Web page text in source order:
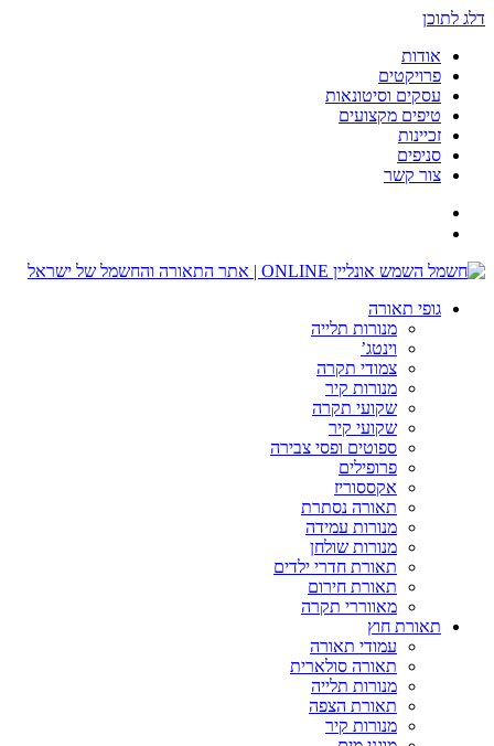
דלג לתוכן
אודות
פרויקטים
עסקים וסיטונאות
טיפים מקצועים
זכיינות
סניפים
צור קשר
גופי תאורה
מנורות תלייה
וינטג’
צמודי תקרה
מנורות קיר
שקועי תקרה
שקועי קיר
ספוטים ופסי צבירה
פרופילים
אקססוריז
תאורה נסתרת
מנורות עמידה
מנורות שולחן
תאורת חדרי ילדים
תאורת חירום
מאווררי תקרה
תאורת חוץ
עמודי תאורה
תאורה סולארית
מנורות תלייה
תאורת הצפה
מנורות קיר